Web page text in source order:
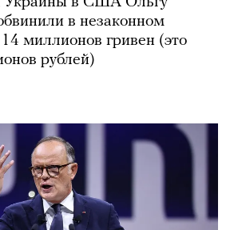
в незаконном
миллионов гривен (это
рублей)